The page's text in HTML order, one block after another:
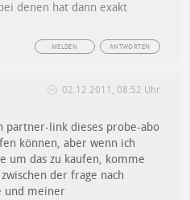
denen hat dann exakt
ANTWORTEN
MELDEN
02.12.2011, 08:52 Uhr
partner-link dieses probe-abo
können, aber wenn ich
um das zu kaufen, komme
der frage nach
und meiner